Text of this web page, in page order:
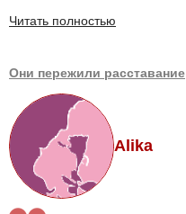
Читать полностью
Они пережили расставание
Alika